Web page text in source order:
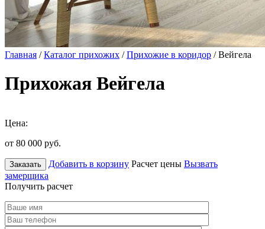
Главная /Каталог прихожих /Прихожие в коридор / Вейгела
Прихожая Вейгела
Цена:
от 80 000 руб.
Заказать Добавить в корзину Расчет цены Вызвать
замерщика
Получить расчет